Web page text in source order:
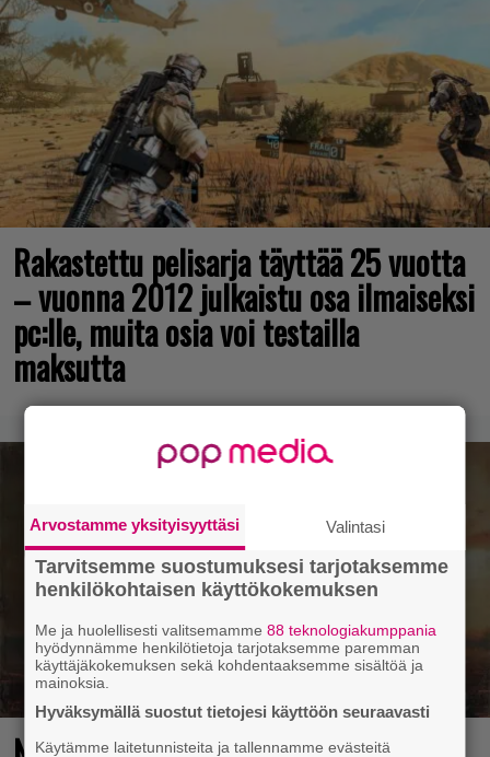
Rakastettu pelisarja täyttää 25 vuotta
– vuonna 2012 julkaistu osa ilmaiseksi
pc:lle, muita osia voi testailla
maksutta
Arvostamme yksityisyyttäsi Valintasi
Tarvitsemme suostumuksesi tarjotaksemme
henkilökohtaisen käyttökokemuksen
Me ja huolellisesti valitsemamme88 teknologiakumppania
hyödynnämme henkilötietoja tarjotaksemme paremman
käyttäjäkokemuksen sekä kohdentaaksemme sisältöä ja
mainoksia.
Hyväksymällä suostut tietojesi käyttöön seuraavasti
Käytämme laitetunnisteita ja tallennamme evästeitä